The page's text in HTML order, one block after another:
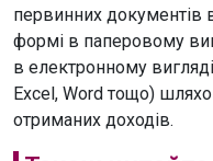
первинних документів
формі в паперовому
в електронному
Excel, Word тощо)
отриманих доходів.